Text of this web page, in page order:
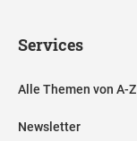
Services
Alle Themen von A-Z
Newsletter